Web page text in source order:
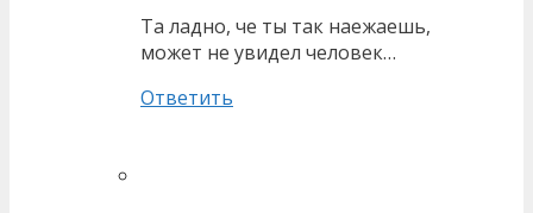
Та ладно, че ты так наежаешь,
может не увидел человек…
Ответить